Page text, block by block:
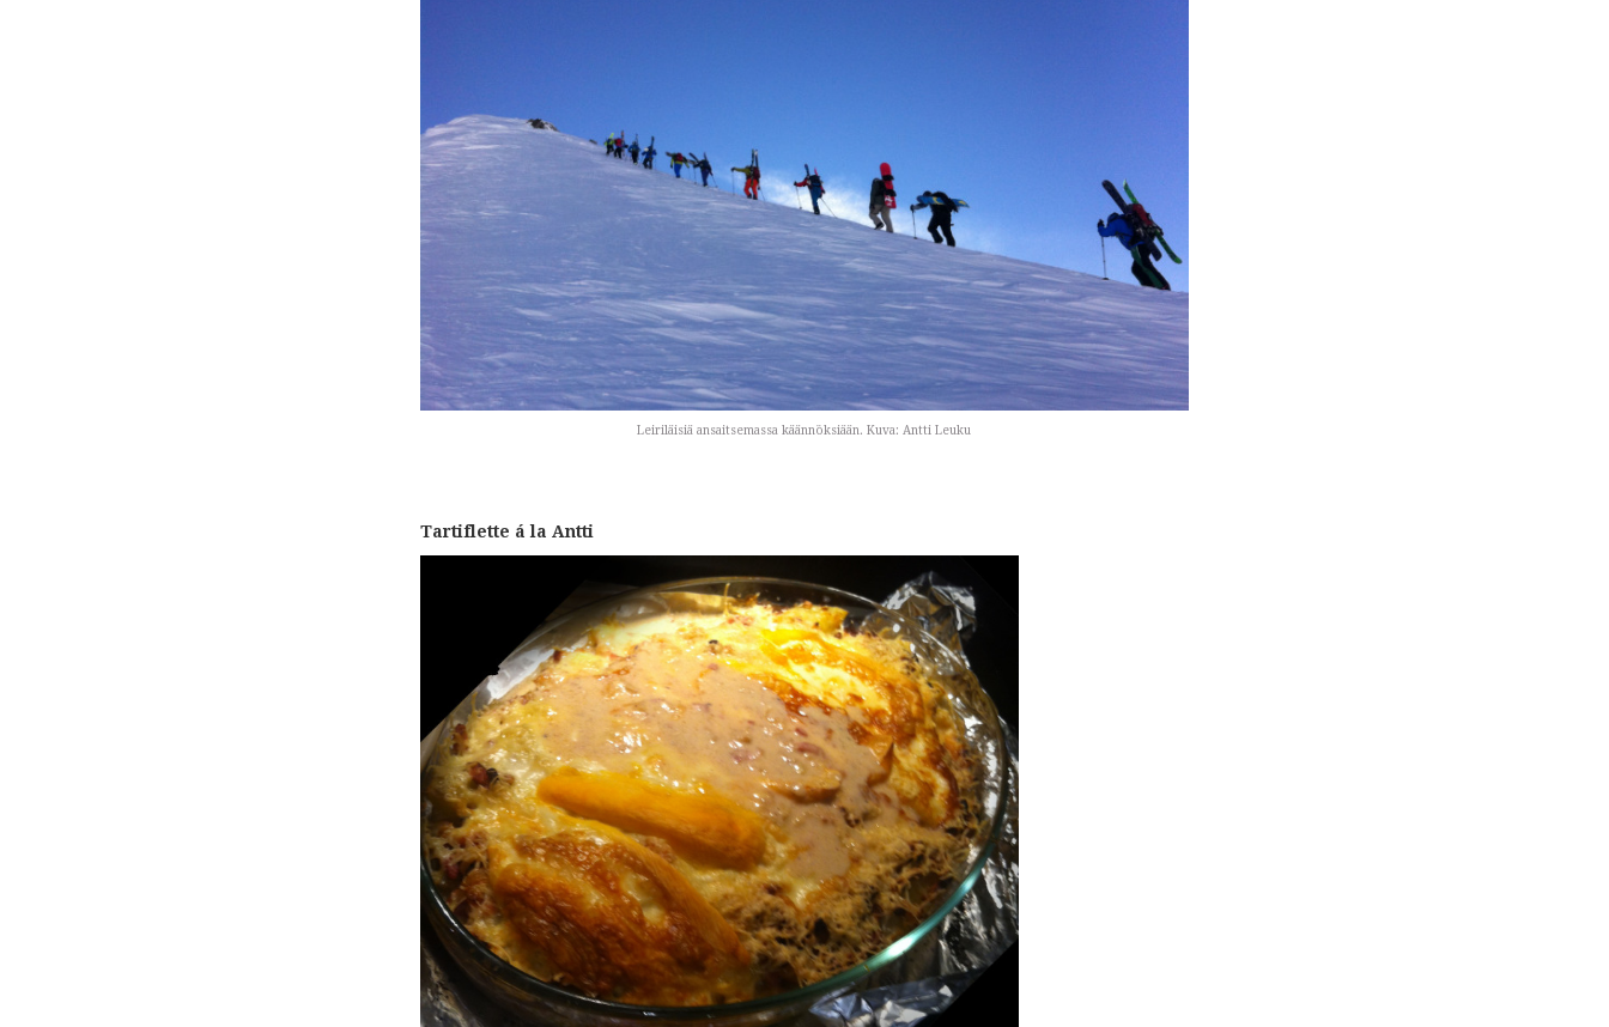
Leiriläisiä ansaitsemassa käännöksiään. Kuva: Antti Leuku
Tartiflette á la Antti